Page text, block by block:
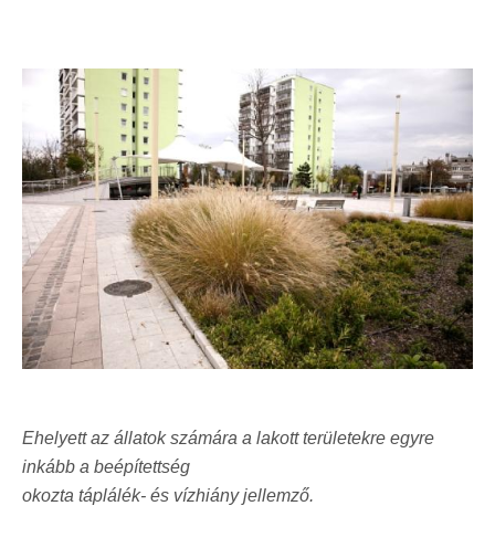
Ehelyett az állatok számára a lakott területekre egyre
inkább a beépítettség
okozta táplálék- és vízhiány jellemző.